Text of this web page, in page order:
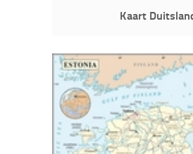
Kaart